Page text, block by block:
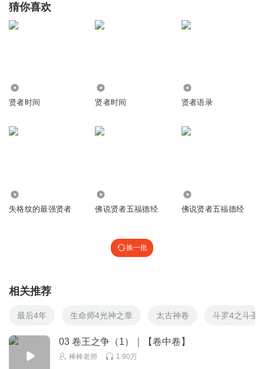
催更
猜你喜欢
贤者时间 贤者时间 贤者语录
失格纹的最强贤者 佛说贤者五福德经 佛说贤者五福德经
换一批
相关推荐
最后4年 生命师4光神之章 太古神卷 斗罗4之斗圣
03 卷王之争（1）｜【卷中卷】
棒棒老师 1.90万